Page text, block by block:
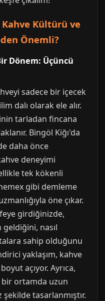
Kültürü ve
Önemli?
Dönem: Üçüncü
sadece bir içecek
dalı olarak ele alır.
tarladan fincana
Bingöl Kiğı'da
daha önce
deneyimi
tek kökenli
gibi demleme
öne çıkar.
girdiğinizde,
nasıl
sahip olduğunu
yaklaşım, kahve
açıyor. Ayrıca,
bir ortamda uzun
tasarlanmıştır.